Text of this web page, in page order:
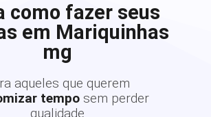
como fazer seus
em Mariquinhas
mg
aqueles que querem
tempo sem perder
qualidade